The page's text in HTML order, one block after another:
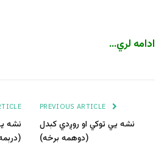
ادامه لري…
نشه یي توکي او روږدي کېدل
(دوهمه برخه)
نشه